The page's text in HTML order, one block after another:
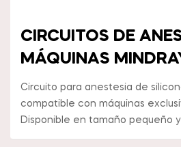
CIRCUITOS DE
MÁQUINAS
Circuito para anestesia de
compatible con máquinas
Disponible en tamaño pequeño